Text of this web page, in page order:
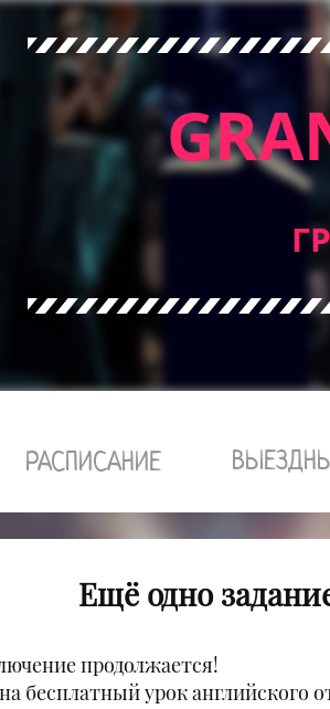
РАСПИСАНИЕ
Ещё одно
продолжается!
бесплатный урок английского